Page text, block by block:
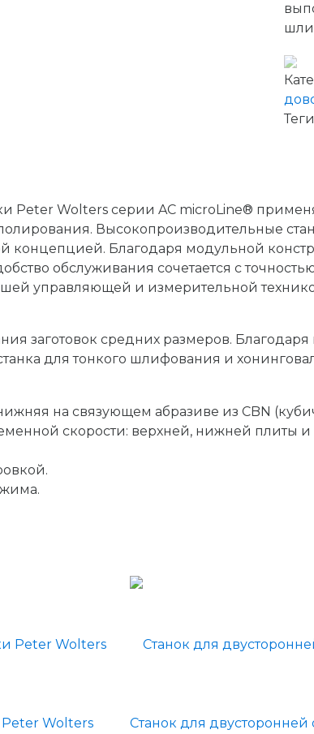
Peter Wolters серии AC microLine®
Высокопроизводительные
концепцией. Благодаря модульной
обслуживания сочетается с
управляющей и измерительной
заготовок средних размеров.
для тонкого шлифования и
на связующем абразиве из CBN
скорости: верхней, нижней плиты и
Peter Wolters
Станок для